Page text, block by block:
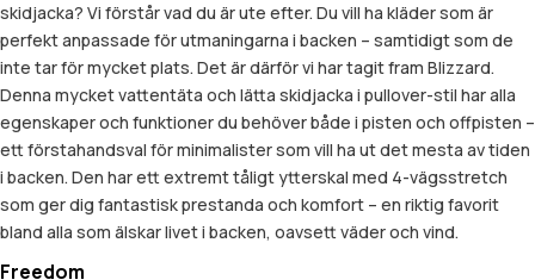
skidjacka? Vi förstår vad du är ute efter. Du vill ha kläder som är
perfekt anpassade för utmaningarna i backen – samtidigt som de
inte tar för mycket plats. Det är därför vi har tagit fram Blizzard.
Denna mycket vattentäta och lätta skidjacka i pullover-stil har alla
egenskaper och funktioner du behöver både i pisten och offpisten –
ett förstahandsval för minimalister som vill ha ut det mesta av tiden
i backen. Den har ett extremt tåligt ytterskal med 4-vägsstretch
som ger dig fantastisk prestanda och komfort – en riktig favorit
bland alla som älskar livet i backen, oavsett väder och vind.
Freedom